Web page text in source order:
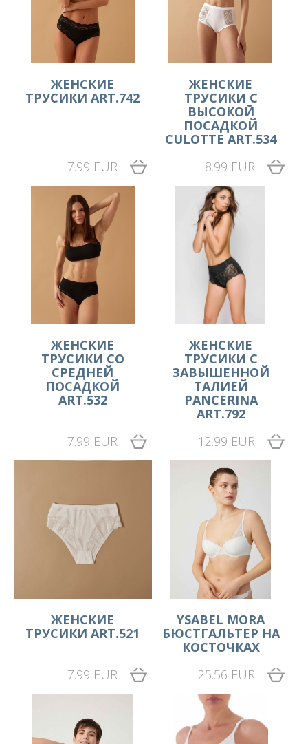
ЖЕНСКИЕ
ТРУСИКИ ART.742
7.99 EUR
ЖЕНСКИЕ
ТРУСИКИ С
ВЫСОКОЙ
ПОСАДКОЙ
CULOTTE ART.534
8.99 EUR
ЖЕНСКИЕ
ТРУСИКИ СО
СРЕДНЕЙ
ПОСАДКОЙ
ART.532
7.99 EUR
ЖЕНСКИЕ
ТРУСИКИ С
ЗАВЫШЕННОЙ
ТАЛИЕЙ
PANCERINA
ART.792
12.99 EUR
ЖЕНСКИЕ
ТРУСИКИ ART.521
7.99 EUR
YSABEL MORA
БЮСТГАЛЬТЕР НА
КОСТОЧКАХ
25.56 EUR